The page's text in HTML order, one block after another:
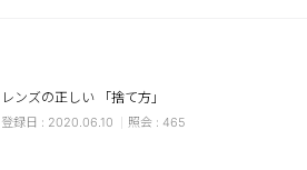
レンズの正しい 「捨て方」
2020.06.10 465